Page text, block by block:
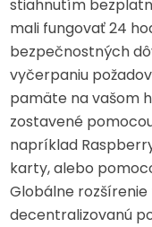
stiahnutím
mali fungovať 24
bezpečnostných
vyčerpaniu
pamäte na vašom
zostavené
napríklad
karty, alebo
Globálne
decentralizovanú